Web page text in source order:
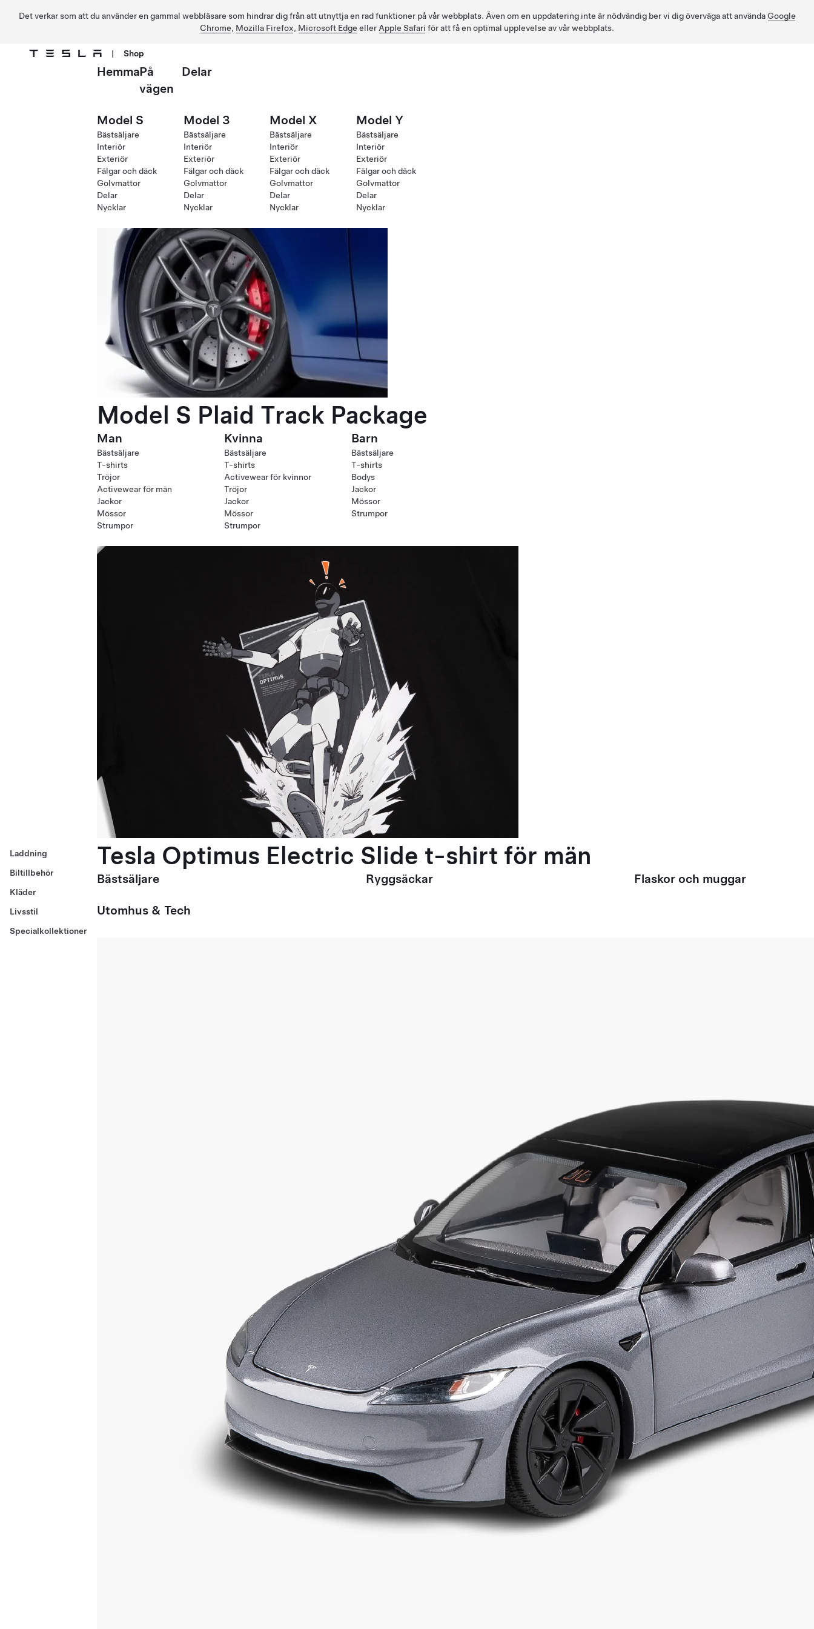
Det verkar som att du använder en gammal webbläsare som hindrar dig från att utnyttja en rad funktioner på vår webbplats. Även om en uppdatering inte är nödvändig ber vi dig överväga att använda Google
Chrome, Mozilla Firefox, Microsoft Edge eller Apple Safari för att få en optimal upplevelse av vår webbplats.
Hoppa till huvudinnehåll
| Shop
Laddning
Biltillbehör
Kläder
Livsstil
Specialkollektioner
HemmaPå
vägen
Delar
Model S
Bästsäljare
Interiör
Exteriör
Fälgar och däck
Golvmattor
Delar
Nycklar
Model 3
Bästsäljare
Interiör
Exteriör
Fälgar och däck
Golvmattor
Delar
Nycklar
Model X
Bästsäljare
Interiör
Exteriör
Fälgar och däck
Golvmattor
Delar
Nycklar
Model Y
Bästsäljare
Interiör
Exteriör
Fälgar och däck
Golvmattor
Delar
Nycklar
Model S Plaid Track Package
Man
Bästsäljare
T-shirts
Tröjor
Activewear för män
Jackor
Mössor
Strumpor
Kvinna
Bästsäljare
T-shirts
Activewear för kvinnor
Tröjor
Jackor
Mössor
Strumpor
Barn
Bästsäljare
T-shirts
Bodys
Jackor
Mössor
Strumpor
Tesla Optimus Electric Slide t-shirt för män
Bästsäljare Ryggsäckar Flaskor och muggar
Utomhus & Tech